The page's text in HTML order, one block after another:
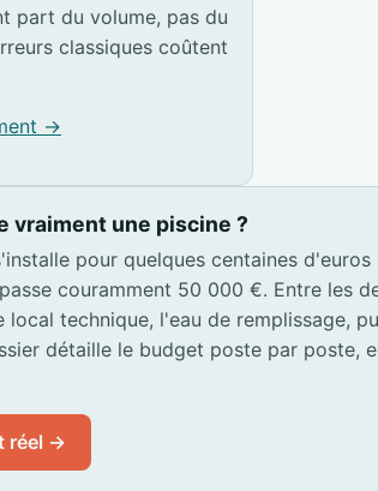
part du volume, pas du
classiques coûtent
→
vraiment une piscine ?
pour quelques centaines d'euros
couramment 50 000 €. Entre les
local technique, l'eau de remplissage,
détaille le budget poste par poste,
réel →